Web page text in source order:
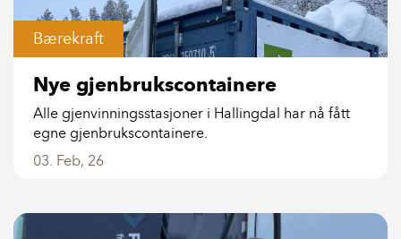
Bærekraft
Nye gjenbrukscontainere
Alle gjenvinningsstasjoner i Hallingdal har nå fått
egne gjenbrukscontainere.
03. Feb, 26